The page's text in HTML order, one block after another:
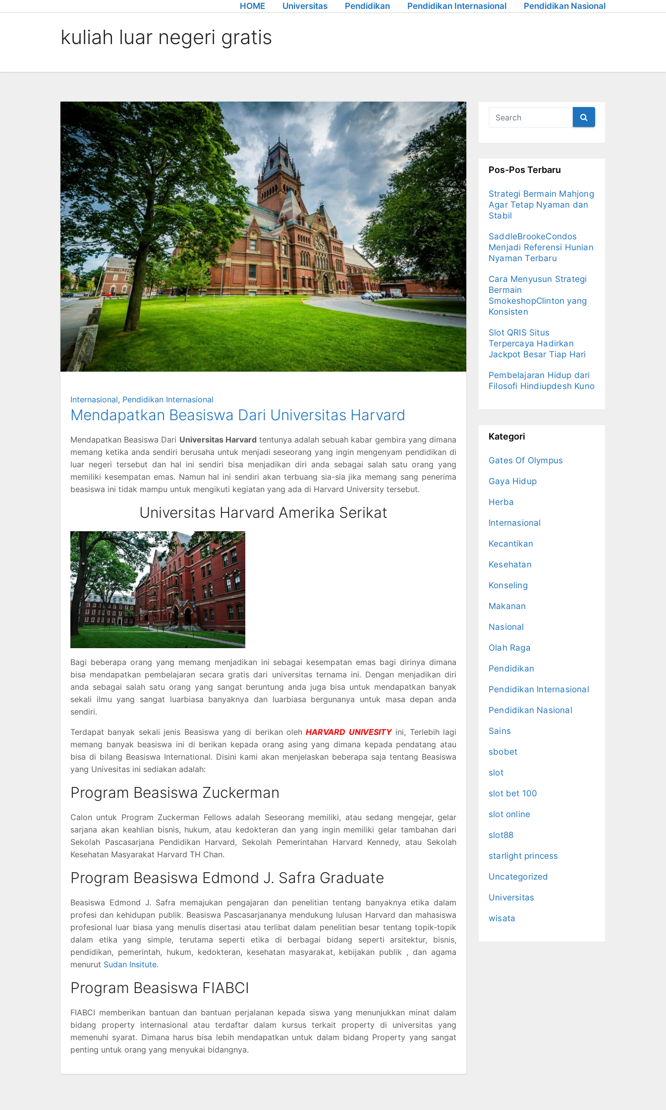
HOME Universitas Pendidikan Pendidikan Internasional Pendidikan Nasional
kuliah luar negeri gratis
Internasional, Pendidikan Internasional
Mendapatkan Beasiswa Dari Universitas Harvard
Mendapatkan Beasiswa Dari Universitas Harvard tentunya adalah sebuah kabar gembira yang dimana
memang ketika anda sendiri berusaha untuk menjadi seseorang yang ingin mengenyam pendidikan di
luar negeri tersebut dan hal ini sendiri bisa menjadikan diri anda sebagai salah satu orang yang
memiliki kesempatan emas. Namun hal ini sendiri akan terbuang sia-sia jika memang sang penerima
beasiswa ini tidak mampu untuk mengikuti kegiatan yang ada di Harvard University tersebut.
Universitas Harvard Amerika Serikat
Bagi beberapa orang yang memang menjadikan ini sebagai kesempatan emas bagi dirinya dimana
bisa mendapatkan pembelajaran secara gratis dari universitas ternama ini. Dengan menjadikan diri
anda sebagai salah satu orang yang sangat beruntung anda juga bisa untuk mendapatkan banyak
sekali ilmu yang sangat luarbiasa banyaknya dan luarbiasa bergunanya untuk masa depan anda
sendiri.
Terdapat banyak sekali jenis Beasiswa yang di berikan olehHARVARD UNIVESITYini, Terlebih lagi
memang banyak beasiswa ini di berikan kepada orang asing yang dimana kepada pendatang atau
bisa di bilang Beasiswa International. Disini kami akan menjelaskan beberapa saja tentang Beasiswa
yang Univesitas ini sediakan adalah:
Program Beasiswa Zuckerman
Calon untuk Program Zuckerman Fellows adalah Seseorang memiliki, atau sedang mengejar, gelar
sarjana akan keahlian bisnis, hukum, atau kedokteran dan yang ingin memiliki gelar tambahan dari
Sekolah Pascasarjana Pendidikan Harvard, Sekolah Pemerintahan Harvard Kennedy, atau Sekolah
Kesehatan Masyarakat Harvard TH Chan.
Program Beasiswa Edmond J. Safra Graduate
Beasiswa Edmond J. Safra memajukan pengajaran dan penelitian tentang banyaknya etika dalam
profesi dan kehidupan publik. Beasiswa Pascasarjananya mendukung lulusan Harvard dan mahasiswa
profesional luar biasa yang menulis disertasi atau terlibat dalam penelitian besar tentang topik-topik
dalam etika yang simple, terutama seperti etika di berbagai bidang seperti arsitektur, bisnis,
pendidikan, pemerintah, hukum, kedokteran, kesehatan masyarakat, kebijakan publik , dan agama
menurut Sudan Insitute.
Program Beasiswa FIABCI
FIABCI memberikan bantuan dan bantuan perjalanan kepada siswa yang menunjukkan minat dalam
bidang property internasional atau terdaftar dalam kursus terkait property di universitas yang
memenuhi syarat. Dimana harus bisa lebih mendapatkan untuk dalam bidang Property yang sangat
penting untuk orang yang menyukai bidangnya.
Pos-Pos Terbaru
Strategi Bermain Mahjong
Agar Tetap Nyaman dan
Stabil
SaddleBrookeCondos
Menjadi Referensi Hunian
Nyaman Terbaru
Cara Menyusun Strategi
Bermain
SmokeshopClinton yang
Konsisten
Slot QRIS Situs
Terpercaya Hadirkan
Jackpot Besar Tiap Hari
Pembelajaran Hidup dari
Filosofi Hindiupdesh Kuno
Kategori
Gates Of Olympus
Gaya Hidup
Herba
Internasional
Kecantikan
Kesehatan
Konseling
Makanan
Nasional
Olah Raga
Pendidikan
Pendidikan Internasional
Pendidikan Nasional
Sains
sbobet
slot
slot bet 100
slot online
slot88
starlight princess
Uncategorized
Universitas
wisata